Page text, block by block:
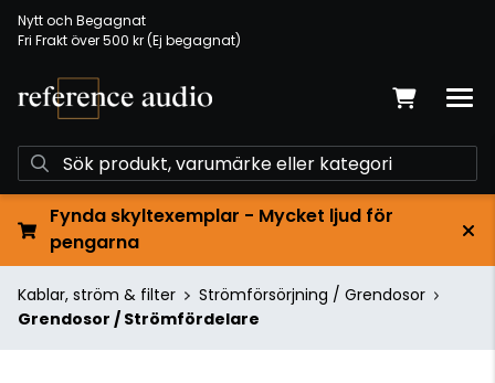
Nytt och Begagnat
Fri Frakt över 500 kr (Ej begagnat)
Fynda skyltexemplar - Mycket ljud för
pengarna
Kablar, ström & filter
Strömförsörjning / Grendosor
Grendosor / Strömfördelare